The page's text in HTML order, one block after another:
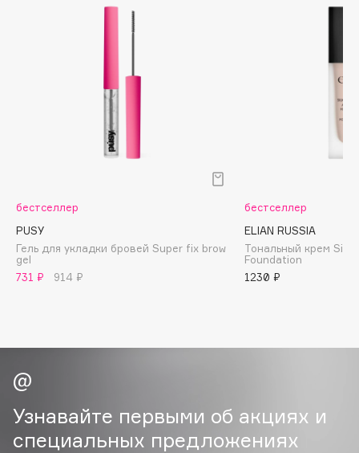
Boadicea The Victorious
BOOMSHOP
BORK
Brunello Cucinelli
Bvlgari
C
бестселлер
PUSY
Гель для укладки бровей Super fix brow
gel
731 ₽
914 ₽
бестселлер
ELIAN RUSSIA
Тональный крем Silk
Foundation
1230 ₽
Узнавайте первыми об акциях и
специальных предложениях